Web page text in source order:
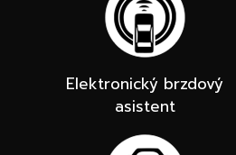
Elektronický brzdový
asistent